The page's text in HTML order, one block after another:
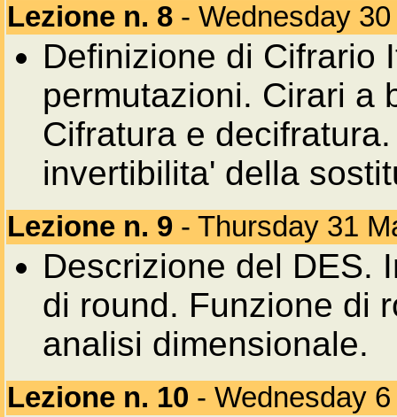
Lezione n. 8 - Wednesday
Definizione di Cifrario
permutazioni. Cirari a
Cifratura e
invertibilita' della
Lezione n. 9 - Thursday 31
Descrizione del DES.
di round. Funzione di
analisi dimensionale.
Lezione n. 10 - Wednesday